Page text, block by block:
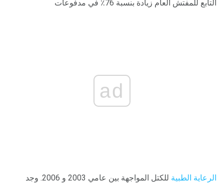
التابع للمفتش العام زيادة بنسبة 76٪ في مدفوعات
ad
الرعاية الطبية
للكتل المواجهة بين عامي 2003 و 2006. وجد